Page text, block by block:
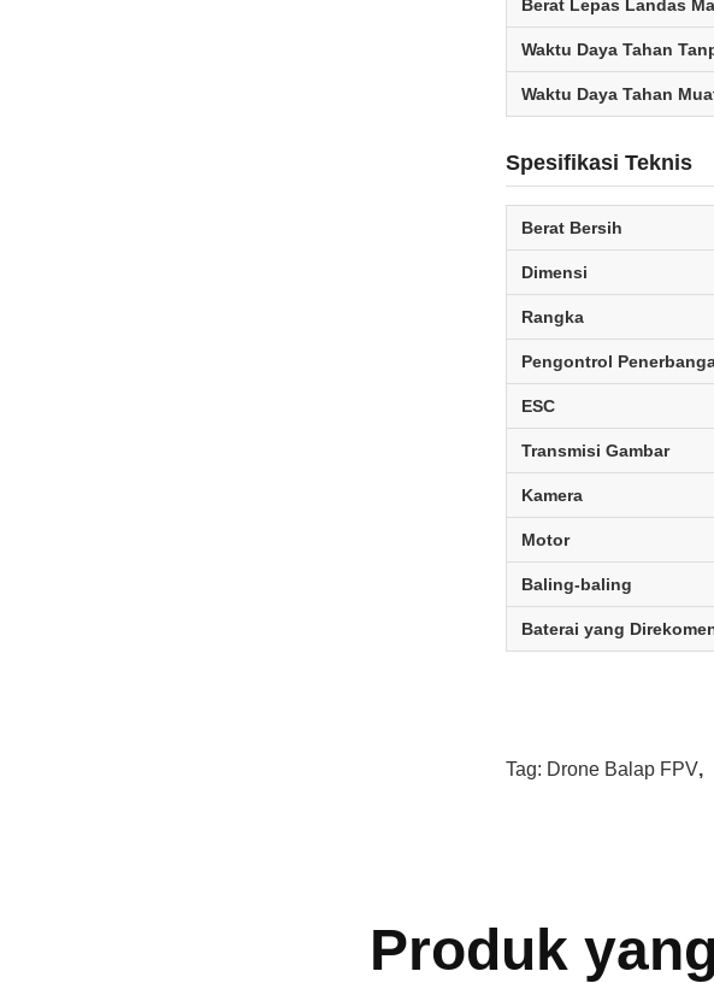
Berat Lepas Landas
Waktu Daya Tahan
Waktu Daya Tahan
Spesifikasi Teknis
Berat Bersih
Dimensi
Rangka
Pengontrol
ESC
Transmisi Gambar
Kamera
Motor
Baling-baling
Baterai yang
Tag: Drone Balap FPV,
Produk